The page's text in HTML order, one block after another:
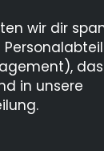
wir dir
das
in unsere